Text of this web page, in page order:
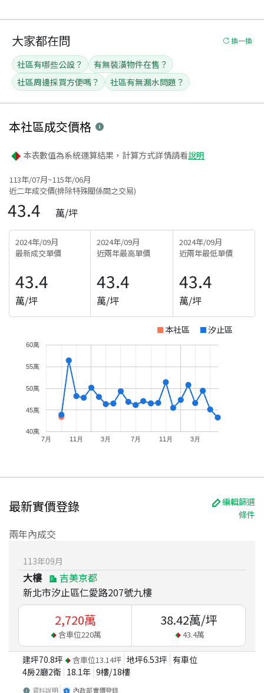
大家都在問 換一換
社區有哪些公設？
有無裝潢物件在售？
社區周邊採買方便嗎？
社區有無漏水問題？
本社區成交價格
本表數值為系統運算結果，計算方式詳情請看說明
113年/07月~115年/06月
近二年成交價(排除特殊關係間之交易)
43.4 萬/坪
2024年/09月
最新成交單價
43.4
萬/坪
2024年/09月
近兩年最高單價
43.4
萬/坪
2024年/09月
近兩年最低單價
43.4
萬/坪
本社區 汐止區
7月 11月 3月 7月 11月 3月
40萬
45萬
50萬
55萬
60萬
最新實價登錄
編輯篩選
條件
兩年內成交
113年09月
大樓
吉美京都
新北市汐止區仁愛路207號九樓
2,720萬
含車位220萬
38.42萬/坪
43.4萬
建坪70.8坪 含車位13.14坪 地坪6.53坪 有車位
4房2廳2衛 18.1年 9樓/18樓
資料說明 內政部實價登錄